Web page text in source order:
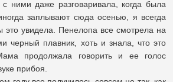
ними даже разговаривала, когда была
заплывают сюда осенью, я всегда
это увидела. Пенелопа все смотрела на
черный плавник, хоть и знала, что это
продолжала говорить и ее голос
прибоя.